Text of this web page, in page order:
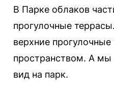
В Парке облаков
прогулочные
верхние
пространством. А мы
вид на парк.